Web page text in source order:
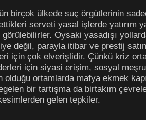
birçok ülkede suç örgütlerinin
serveti yasal işlerde yatırım
Oysaki yasadışı
değil, parayla itibar ve prestij
için çok elverişlidir. Çünkü kriz
için siyasi erişim, sosyal
ortamlarda mafya ekmek
bir tartışma da birtakım
gelen tepkiler.